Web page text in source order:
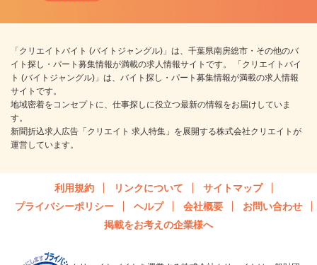
「クリエイトバイト (バイトジャングル)」は、千葉県南房総市・その他のバ
イト探し・パート募集情報が満載の求人情報サイトです。 「クリエイトバイ
ト (バイトジャングル)」は、バイト探し・パート募集情報が満載の求人情報
サイトです。
地域密着をコンセプトに、仕事探しに役立つ最新の情報をお届けしていま
す。
新聞折込求人広告「クリエイト 求人特集」を展開する株式会社クリエイトが
運営しています。
利用規約 リンクについて
サイトマップ
プライバシーポリシー
ヘルプ 会社概要
お問い合わせ
掲載をお考えの企業様へ